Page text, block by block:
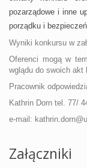
pozarządowe i inne
porządku i
Wyniki konkursu w
Oferenci mogą w
wglądu do swoich akt
Pracownik
Kathrin Dorn tel. 77/
e-mail:
Załączniki